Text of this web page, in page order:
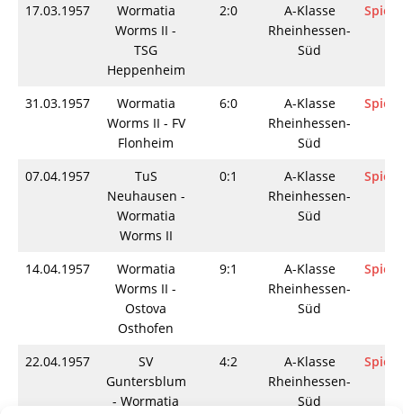
17.03.1957
Wormatia
Worms II -
TSG
Heppenheim
2:0
A-Klasse
Rheinhessen-
Süd
31.03.1957
Wormatia
Worms II - FV
Flonheim
6:0
A-Klasse
Rheinhessen-
Süd
07.04.1957
TuS
Neuhausen -
Wormatia
Worms II
0:1
A-Klasse
Rheinhessen-
Süd
14.04.1957
Wormatia
Worms II -
Ostova
Osthofen
9:1
A-Klasse
Rheinhessen-
Süd
22.04.1957
SV
Guntersblum
- Wormatia
4:2
A-Klasse
Rheinhessen-
Süd